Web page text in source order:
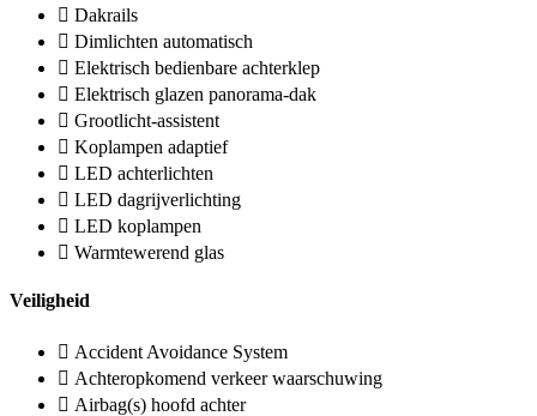
Dakrails
Dimlichten automatisch
Elektrisch bedienbare achterklep
Elektrisch glazen panorama-dak
Grootlicht-assistent
Koplampen adaptief
LED achterlichten
LED dagrijverlichting
LED koplampen
Warmtewerend glas
Veiligheid
Accident Avoidance System
Achteropkomend verkeer waarschuwing
Airbag(s) hoofd achter